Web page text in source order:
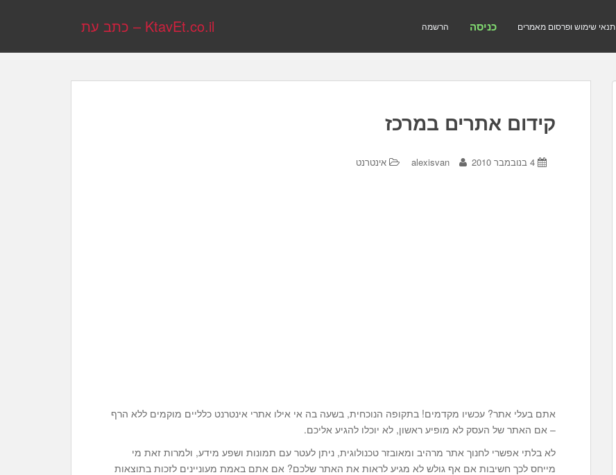
KtavEt.co.il – כתב עת הרשמה כניסה תנאי שימוש ופרסום מאמרים
קידום אתרים במרכז
4 בנובמבר 2010 alexisvan אינטרנט
אתם בעלי אתר? עכשיו מקדמים! בתקופה הנוכחית, בשעה בה אי אילו אתרי אינטרנט כלליים מוקמים ללא הרף
– אם האתר של העסק לא מופיע ראשון, לא יוכלו להגיע אליכם.
לא בלתי אפשרי לחנוך אתר מרהיב ומאובזר טכנולוגית, ניתן לעטר עם תמונות ושפע מידע, ולמרות זאת מי
מייחס לכך חשיבות אם אף גולש לא מגיע לראות את האתר שלכם? אם אתם באמת מעוניינים לזכות בתוצאות